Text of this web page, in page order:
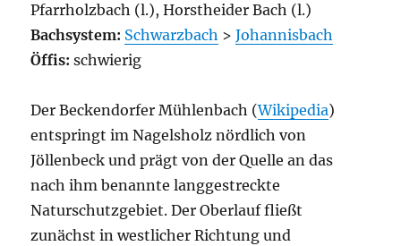
Pfarrholzbach (l.), Horstheider Bach (l.)
Bachsystem: Schwarzbach >Johannisbach
Öffis: schwierig
Der Beckendorfer Mühlenbach (Wikipedia)
entspringt im Nagelsholz nördlich von
Jöllenbeck und prägt von der Quelle an das
nach ihm benannte langgestreckte
Naturschutzgebiet. Der Oberlauf fließt
zunächst in westlicher Richtung und